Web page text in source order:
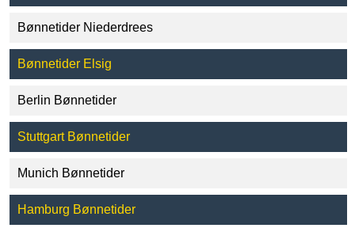
Bønnetider Niederdrees
Bønnetider Elsig
Berlin Bønnetider
Stuttgart Bønnetider
Munich Bønnetider
Hamburg Bønnetider